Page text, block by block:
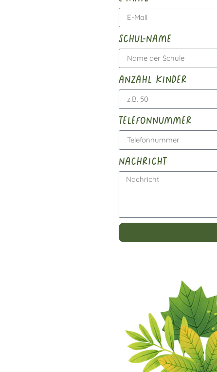
schul-name
anzahl kinder
telefonnummer
nachricht